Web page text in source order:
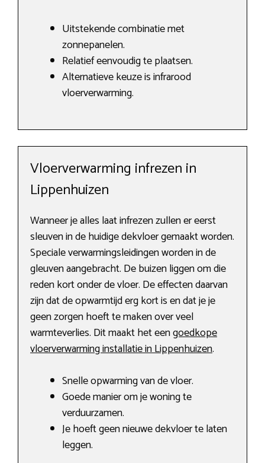
Uitstekende combinatie met
zonnepanelen.
Relatief eenvoudig te plaatsen.
Alternatieve keuze is infrarood
vloerverwarming.
Vloerverwarming infrezen in
Lippenhuizen
Wanneer je alles laat infrezen zullen er eerst
sleuven in de huidige dekvloer gemaakt worden.
Speciale verwarmingsleidingen worden in de
gleuven aangebracht. De buizen liggen om die
reden kort onder de vloer. De effecten daarvan
zijn dat de opwarmtijd erg kort is en dat je je
geen zorgen hoeft te maken over veel
warmteverlies. Dit maakt het eengoedkope
vloerverwarming installatie in Lippenhuizen.
Snelle opwarming van de vloer.
Goede manier om je woning te
verduurzamen.
Je hoeft geen nieuwe dekvloer te laten
leggen.